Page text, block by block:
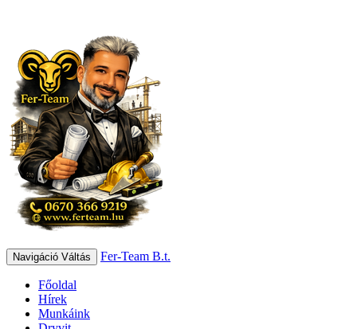
Navigáció Váltás Fer-Team B.t.
Főoldal
Hírek
Munkáink